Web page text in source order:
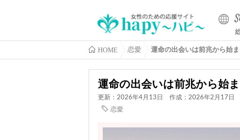
HOME 恋愛 運命の出会いは前兆から始
運命の出会いは前兆から始
更新：2026年4月13日
作成：2026年2月17日
恋愛